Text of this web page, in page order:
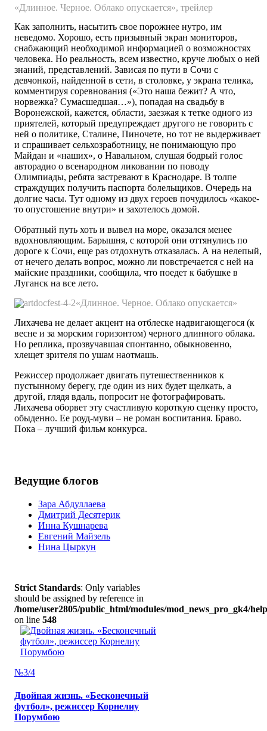
«Длинное. Черное. Облако опускается», трейлер
Как заполнить, насытить свое порожнее нутро, им
неведомо. Хорошо, есть призывный экран мониторов,
снабжающий необходимой информацией о возможностях
человека. Но реальность, всем известно, круче любых о ней
знаний, представлений. Зависая по пути в Сочи с
девчонкой, найденной в сети, в столовке, у экрана телика,
комментируя соревнования («Это наша бежит? А что,
норвежка? Сумасшедшая…»), попадая на свадьбу в
Воронежской, кажется, области, заезжая к тетке одного из
приятелей, который предупреждает другого не говорить с
ней о политике, Сталине, Пиночете, но тот не выдерживает
и спрашивает сельхозработницу, не понимающую про
Майдан и «наших», о Навальном, слушая бодрый голос
авторадио о всенародном ликовании по поводу
Олимпиады, ребята застревают в Краснодаре. В толпе
страждущих получить паспорта болельщиков. Очередь на
долгие часы. Тут одному из двух героев почудилось «какое-
то опустошение внутри» и захотелось домой.
Обратный путь хоть и вывел на море, оказался менее
вдохновляющим. Барышня, с которой они оттянулись по
дороге к Сочи, еще раз отдохнуть отказалась. А на нелепый,
от нечего делать вопрос, можно ли повстречается с ней на
майские праздники, сообщила, что поедет к бабушке в
Луганск на все лето.
«Длинное. Черное. Облако опускается»
Лихачева не делает акцент на отблеске надвигающегося (к
весне и за морским горизонтом) черного длинного облака.
Но реплика, прозвучавшая спонтанно, обыкновенно,
хлещет зрителя по ушам наотмашь.
Режиссер продолжает двигать путешественников к
пустынному берегу, где один из них будет щелкать, а
другой, глядя вдаль, попросит не фотографировать.
Лихачева оборвет эту счастливую короткую сценку просто,
обыденно. Ее роуд-муви – не роман воспитания. Браво.
Пока – лучший фильм конкурса.
Ведущие блогов
Зара Абдуллаева
Дмитрий Десятерик
Инна Кушнарева
Евгений Майзель
Нина Цыркун
Strict Standards: Only variables
should be assigned by reference in
/home/user2805/public_html/modules/mod_news_pro_gk4/
on line 548
№3/4
Двойная жизнь. «Бесконечный
футбол», режиссер Корнелиу
Порумбою